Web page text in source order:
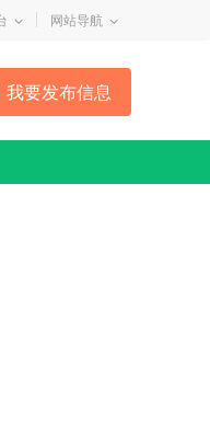
网站导航
我要发布信息